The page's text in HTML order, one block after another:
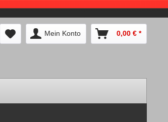
Mein Konto 0,00 € *